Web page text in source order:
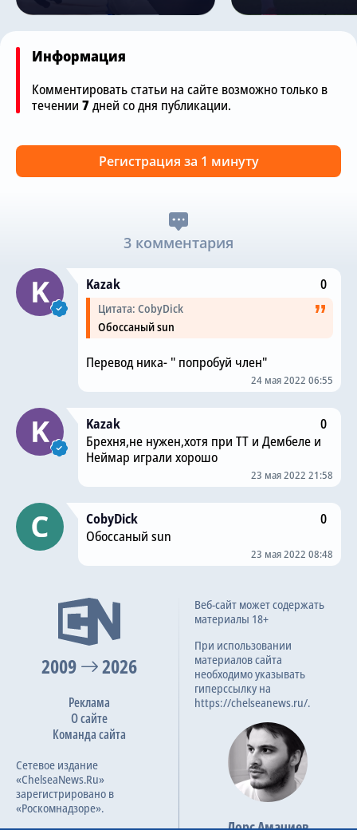
Информация
Комментировать статьи на сайте возможно только в
течении 7дней со дня публикации.
Регистрация за 1 минуту
3 комментария
Kazak 0
Цитата: CobyDick
Обоссаный sun
Перевод ника- " попробуй член"
24 мая 2022 06:55
Kazak
0
Брехня,не нужен,хотя при ТТ и Дембеле и
Неймар играли хорошо
23 мая 2022 21:58
CobyDick
0
Обоссаный sun
23 мая 2022 08:48
2009 2026
Реклама
О сайте
Команда сайта
Сетевое издание
«ChelseaNews.Ru»
зарегистрировано в
«Роскомнадзоре».
Веб-сайт может содержать
материалы 18+
При использовании
материалов сайта
необходимо указывать
гиперссылку на
https://chelseanews.ru/.